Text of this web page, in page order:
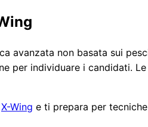
avanzata non basata sui
per individuare i candidati.
X-Wing e ti prepara per